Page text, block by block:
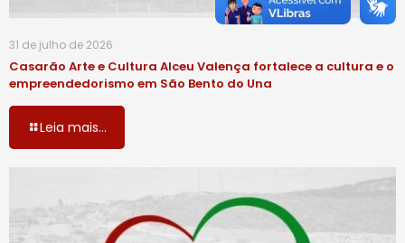
31 de julho de 2026
Casarão Arte e Cultura Alceu Valença fortalece a cultura e o
empreendedorismo em São Bento do Una
Leia mais...